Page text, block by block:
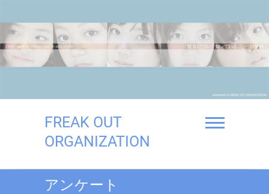
content
FREAK OUT
ORGANIZATION
アンケート